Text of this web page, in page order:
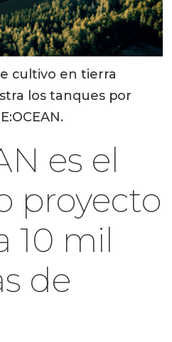
cultivo en tierra
los tanques por
es el
proyecto
10 mil
de